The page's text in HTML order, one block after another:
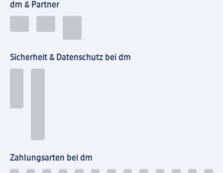
dm & Partner
Sicherheit & Datenschutz bei dm
Zahlungsarten bei dm